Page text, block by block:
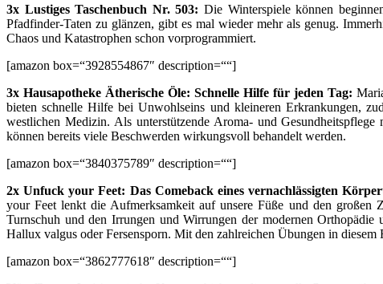
3x Lustiges Taschenbuch Nr. 503: Die Winterspiele können
Pfadfinder-Taten zu glänzen, gibt es mal wieder mehr als genug.
Chaos und Katastrophen schon vorprogrammiert.
[amazon box=“3928554867″ description=““]
3x Hausapotheke Ätherische Öle: Schnelle Hilfe für jeden Tag:
bieten schnelle Hilfe bei Unwohlseins und kleineren Erkrankungen,
westlichen Medizin. Als unterstützende Aroma- und
können bereits viele Beschwerden wirkungsvoll behandelt werden.
[amazon box=“3840375789″ description=““]
2x Unfuck your Feet: Das Comeback eines vernachlässigten
your Feet lenkt die Aufmerksamkeit auf unsere Füße und den großen
Turnschuh und den Irrungen und Wirrungen der modernen
Hallux valgus oder Fersensporn. Mit den zahlreichen Übungen in
[amazon box=“3862777618″ description=““]